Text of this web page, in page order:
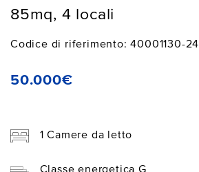
85mq, 4 locali
Codice di riferimento: 40001130-24
50.000€
1 Camere da letto